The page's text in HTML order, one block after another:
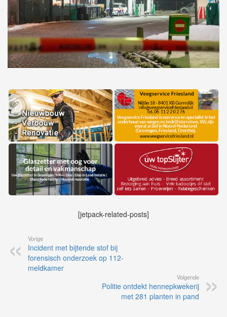
[jetpack-related-posts]
Vorige
Incident met bijtende stof bij
forensisch onderzoek op 112-
meldkamer
Volgende
Politie ontdekt hennepkwekerij
met 281 planten in pand